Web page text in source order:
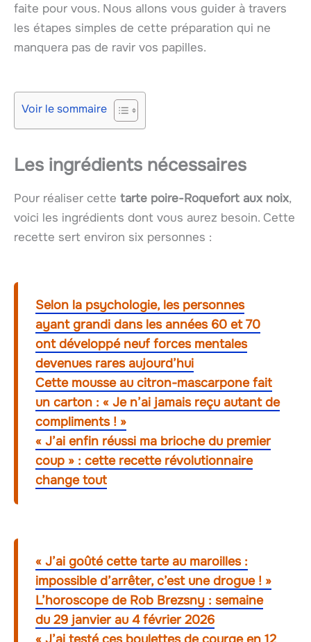
faite pour vous. Nous allons vous guider à travers
les étapes simples de cette préparation qui ne
manquera pas de ravir vos papilles.
Voir le sommaire
Les ingrédients nécessaires
Pour réaliser cette tarte poire-Roquefort aux noix,
voici les ingrédients dont vous aurez besoin. Cette
recette sert environ six personnes :
Selon la psychologie, les personnes
ayant grandi dans les années 60 et 70
ont développé neuf forces mentales
devenues rares aujourd’hui
Cette mousse au citron-mascarpone fait
un carton : « Je n’ai jamais reçu autant de
compliments ! »
« J’ai enfin réussi ma brioche du premier
coup » : cette recette révolutionnaire
change tout
« J’ai goûté cette tarte au maroilles :
impossible d’arrêter, c’est une drogue ! »
L’horoscope de Rob Brezsny : semaine
du 29 janvier au 4 février 2026